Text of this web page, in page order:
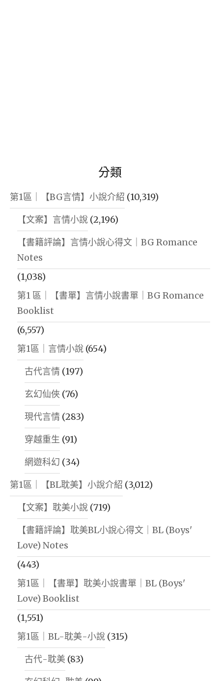
分類
第1區｜【BG言情】小說介紹 (10,319)
【文案】言情小說 (2,196)
【書籍評論】言情小說心得文｜BG Romance
Notes
(1,038)
第1 區｜【書單】言情小說書單｜BG Romance
Booklist
(6,557)
第1區｜言情小說 (654)
古代言情 (197)
玄幻仙俠 (76)
現代言情 (283)
穿越重生 (91)
網遊科幻 (34)
第1區｜【BL耽美】小說介紹 (3,012)
【文案】耽美小說 (719)
【書籍評論】耽美BL小說心得文｜BL (Boys'
Love) Notes
(443)
第1區｜【書單】耽美小說書單｜BL (Boys'
Love) Booklist
(1,551)
第1區｜BL-耽美-小說 (315)
古代-耽美 (83)